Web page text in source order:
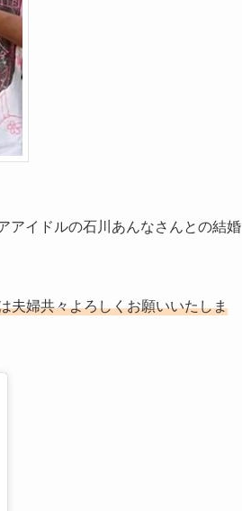
アイドルの石川あんなさんとの結婚
夫婦共々よろしくお願いいたしま